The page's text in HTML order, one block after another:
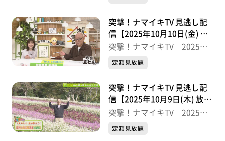
突撃！ナマイキTV 見逃し配
信【2025年10月10日(金) 放
送分】
突撃！ナマイキTV 2025後
半
定額見放題
突撃！ナマイキTV 見逃し配
信【2025年10月9日(木) 放送
分】
突撃！ナマイキTV 2025後
半
定額見放題